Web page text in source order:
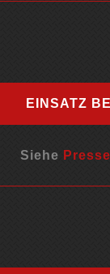
EINSATZ
Siehe